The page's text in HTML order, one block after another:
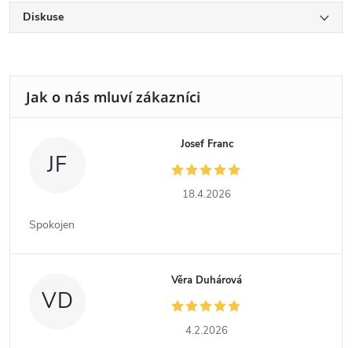
Diskuse
JF
Josef Franc
18.4.2026
Spokojen
VD
Věra Duhárová
4.2.2026